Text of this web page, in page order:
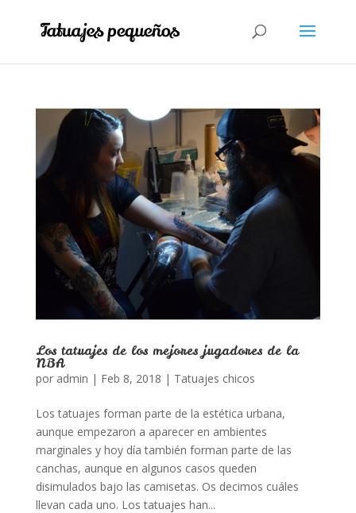
Los tatuajes de los mejores jugadores de la
NBA
por admin | Feb 8, 2018 | Tatuajes chicos
Los tatuajes forman parte de la estética urbana,
aunque empezaron a aparecer en ambientes
marginales y hoy día también forman parte de las
canchas, aunque en algunos casos queden
disimulados bajo las camisetas. Os decimos cuáles
llevan cada uno. Los tatuajes han...